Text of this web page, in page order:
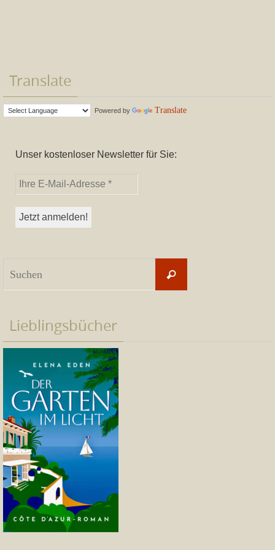
Translate
Powered by Translate
Unser kostenloser Newsletter für Sie:
Suchen
Lieblingsbücher